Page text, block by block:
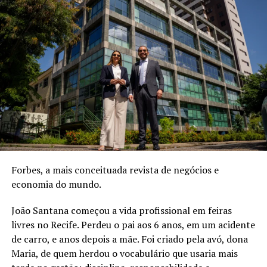
tornam essencialmente tão inteligentes quanto os
humanos, como o motivo para sua mudança de função.
ANÚNCIO
cargo que lhe permita dedicar-se integralmente a
moldar ativamente o futuro da IAG”, disse
memorando interno da empresa. “É um trabalho de vital
importância para a Alphabet e para a humanidade, e não
consigo imaginar pessoa melhor do que Demis para
realizá-lo.”
Forbes, a mais conceituada revista de negócios e
economia do mundo.
João Santana começou a vida profissional em feiras
livres no Recife. Perdeu o pai aos 6 anos, em um acidente
de carro, e anos depois a mãe. Foi criado pela avó, dona
Maria, de quem herdou o vocabulário que usaria mais